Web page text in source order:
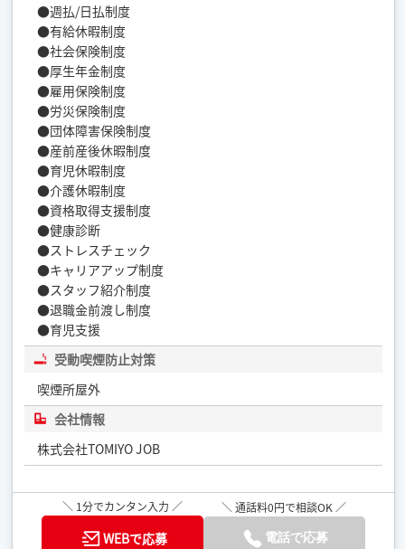
●週払/日払制度
●有給休暇制度
●社会保険制度
●厚生年金制度
●雇用保険制度
●労災保険制度
●団体障害保険制度
●産前産後休暇制度
●育児休暇制度
●介護休暇制度
●資格取得支援制度
●健康診断
●ストレスチェック
●キャリアアップ制度
●スタッフ紹介制度
●退職金前渡し制度
●育児支援
受動喫煙防止対策
喫煙所屋外
会社情報
株式会社TOMIYO JOB
＼ 1分でカンタン入力 ／
WEBで応募
＼ 通話料0円で相談OK ／
電話で応募